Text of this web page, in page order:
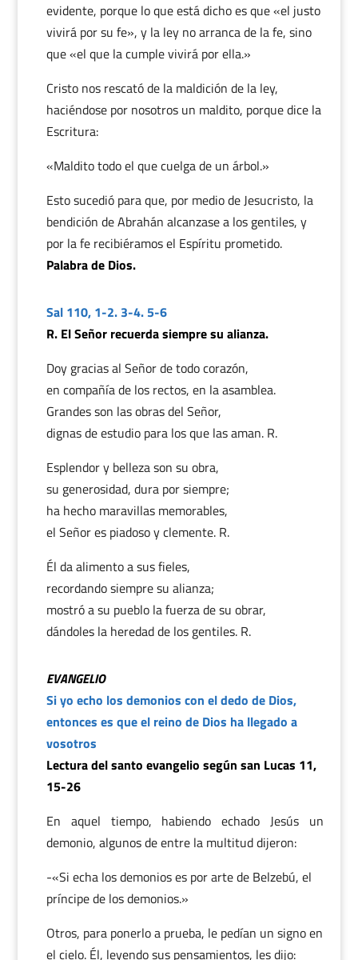
evidente, porque lo que está dicho es que «el justo
vivirá por su fe», y la ley no arranca de la fe, sino
que «el que la cumple vivirá por ella.»
Cristo nos rescató de la maldición de la ley,
haciéndose por nosotros un maldito, porque dice la
Escritura:
«Maldito todo el que cuelga de un árbol.»
Esto sucedió para que, por medio de Jesucristo, la
bendición de Abrahán alcanzase a los gentiles, y
por la fe recibiéramos el Espíritu prometido.
Palabra de Dios.
Sal 110, 1-2. 3-4. 5-6
R. El Señor recuerda siempre su alianza.
Doy gracias al Señor de todo corazón,
en compañía de los rectos, en la asamblea.
Grandes son las obras del Señor,
dignas de estudio para los que las aman. R.
Esplendor y belleza son su obra,
su generosidad, dura por siempre;
ha hecho maravillas memorables,
el Señor es piadoso y clemente. R.
Él da alimento a sus fieles,
recordando siempre su alianza;
mostró a su pueblo la fuerza de su obrar,
dándoles la heredad de los gentiles. R.
EVANGELIO
Si yo echo los demonios con el dedo de Dios,
entonces es que el reino de Dios ha llegado a
vosotros
Lectura del santo evangelio según san Lucas 11,
15-26
En aquel tiempo, habiendo echado Jesús un
demonio, algunos de entre la multitud dijeron:
-«Si echa los demonios es por arte de Belzebú, el
príncipe de los demonios.»
Otros, para ponerlo a prueba, le pedían un signo en
el cielo. Él, leyendo sus pensamientos, les dijo: